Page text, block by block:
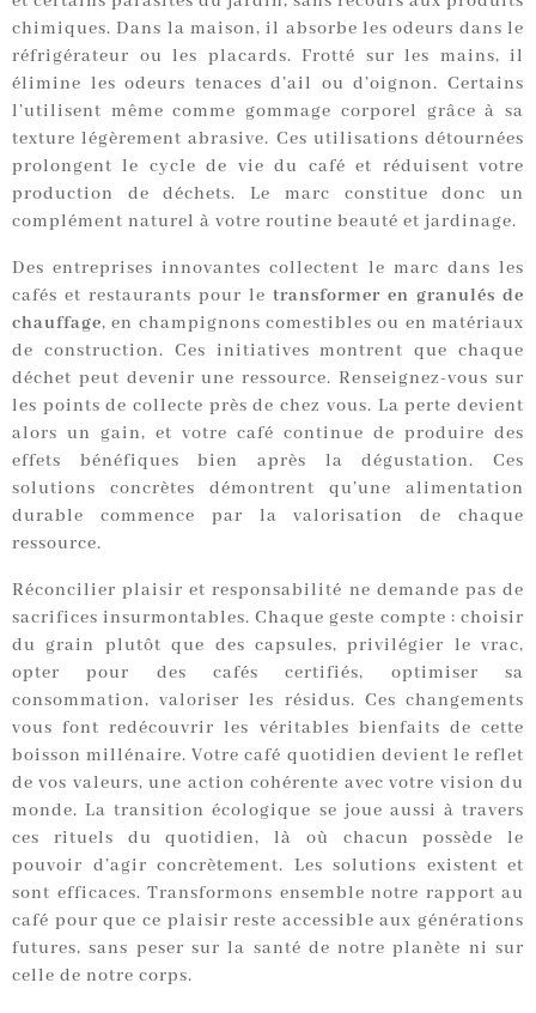
chimiques. Dans la maison, il absorbe les odeurs dans le
réfrigérateur ou les placards. Frotté sur les mains, il
élimine les odeurs tenaces d’ail ou d’oignon. Certains
l’utilisent même comme gommage corporel grâce à sa
texture légèrement abrasive. Ces utilisations détournées
prolongent le cycle de vie du café et réduisent votre
production de déchets. Le marc constitue donc un
complément naturel à votre routine beauté et jardinage.
Des entreprises innovantes collectent le marc dans les
cafés et restaurants pour le transformer en granulés de
chauffage, en champignons comestibles ou en matériaux
de construction. Ces initiatives montrent que chaque
déchet peut devenir une ressource. Renseignez-vous sur
les points de collecte près de chez vous. La perte devient
alors un gain, et votre café continue de produire des
effets bénéfiques bien après la dégustation. Ces
solutions concrètes démontrent qu’une alimentation
durable commence par la valorisation de chaque
ressource.
Réconcilier plaisir et responsabilité ne demande pas de
sacrifices insurmontables. Chaque geste compte : choisir
du grain plutôt que des capsules, privilégier le vrac,
opter pour des cafés certifiés, optimiser sa
consommation, valoriser les résidus. Ces changements
vous font redécouvrir les véritables bienfaits de cette
boisson millénaire. Votre café quotidien devient le reflet
de vos valeurs, une action cohérente avec votre vision du
monde. La transition écologique se joue aussi à travers
ces rituels du quotidien, là où chacun possède le
pouvoir d’agir concrètement. Les solutions existent et
sont efficaces. Transformons ensemble notre rapport au
café pour que ce plaisir reste accessible aux générations
futures, sans peser sur la santé de notre planète ni sur
celle de notre corps.